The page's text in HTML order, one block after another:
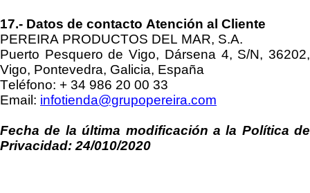
17.- Datos de contacto Atención al Cliente
PEREIRA PRODUCTOS DEL MAR, S.A.
Puerto Pesquero de Vigo, Dársena 4, S/N, 36202,
Vigo, Pontevedra, Galicia, España
Teléfono: + 34 986 20 00 33
Email : infotienda@grupopereira.com
Fecha de la última modificación a la Política de
Privacidad: 24/010/2020